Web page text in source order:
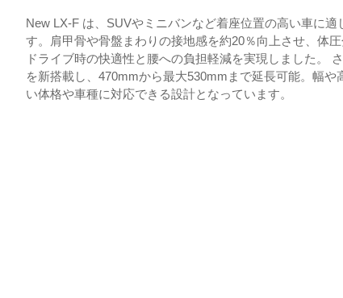
New LX-F は、SUVやミニバンなど着座位置の高い車に
す。肩甲骨や骨盤まわりの接地感を約20％向上させ、体
ドライブ時の快適性と腰への負担軽減を実現しました。
を新搭載し、470mmから最大530mmまで延長可能。幅や
い体格や車種に対応できる設計となっています。